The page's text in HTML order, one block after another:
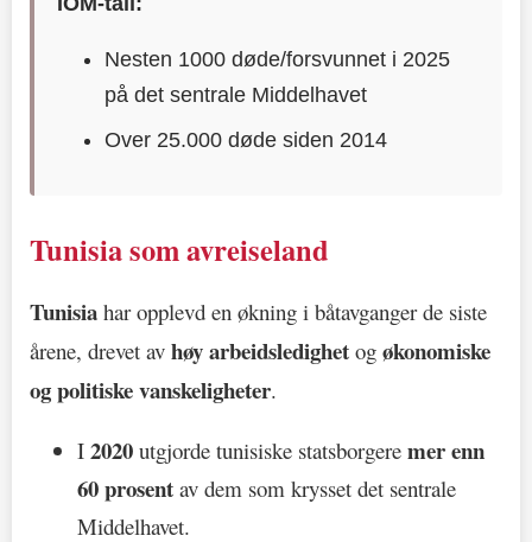
Nesten 1000 døde/forsvunnet i 2025
på det sentrale Middelhavet
Over 25.000 døde siden 2014
Tunisia som avreiseland
Tunisia har opplevd en økning i båtavganger de siste
årene, drevet av høy arbeidsledighet og økonomiske
og politiske vanskeligheter.
I 2020 utgjorde tunisiske statsborgere mer enn
60 prosent av dem som krysset det sentrale
Middelhavet.